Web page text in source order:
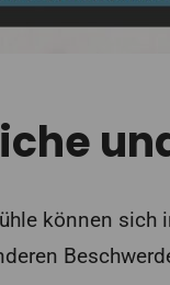
können sich